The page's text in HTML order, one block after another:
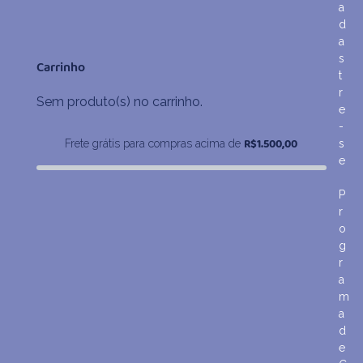
Carrinho
Sem produto(s) no carrinho.
Frete grátis para compras acima de R$1.500,00
a
d
a
s
t
r
e
-
s
e
P
r
o
g
r
a
m
a
d
e